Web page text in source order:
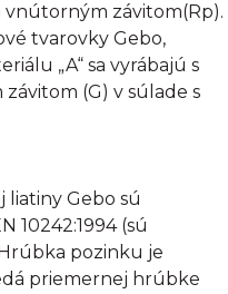
vnútorným závitom(Rp).
tvarovky Gebo,
„A“ sa vyrábajú s
(G) v súlade s
liatiny Gebo sú
10242:1994 (sú
pozinku je
priemernej hrúbke